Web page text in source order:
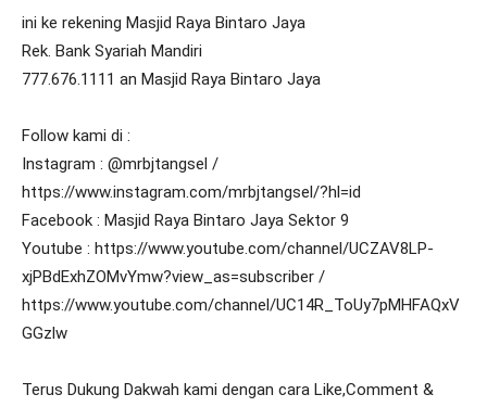
ini ke rekening Masjid Raya Bintaro Jaya
Rek. Bank Syariah Mandiri
777.676.1111 an Masjid Raya Bintaro Jaya
Follow kami di :
Instagram : @mrbjtangsel /
https://www.instagram.com/mrbjtangsel/?hl=id
Facebook : Masjid Raya Bintaro Jaya Sektor 9
Youtube : https://www.youtube.com/channel/UCZAV8LP-
xjPBdExhZOMvYmw?view_as=subscriber /
https://www.youtube.com/channel/UC14R_ToUy7pMHFAQxV
GGzlw
Terus Dukung Dakwah kami dengan cara Like,Comment &